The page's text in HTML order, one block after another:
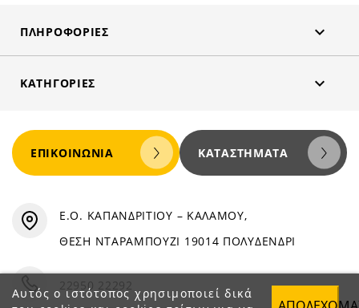
ΠΛΗΡΟΦΟΡΊΕΣ 
ΚΑΤΗΓΟΡΊΕΣ 
Αυτός ο ιστότοπος χρησιμοποιεί δικά
ΕΠΙΚΟΙΝΩΝΊΑ ΚΑΤΑΣΤΉΜΑΤΑ
Ε.Ο. ΚΑΠΑΝΔΡΙΤΙΟΥ – ΚΑΛΑΜΟΥ,
ΘΕΣΗ ΝΤΑΡΑΜΠΟΥΖΙ 19014 ΠΟΛΥΔΕΝΔΡΙ
22950 22292